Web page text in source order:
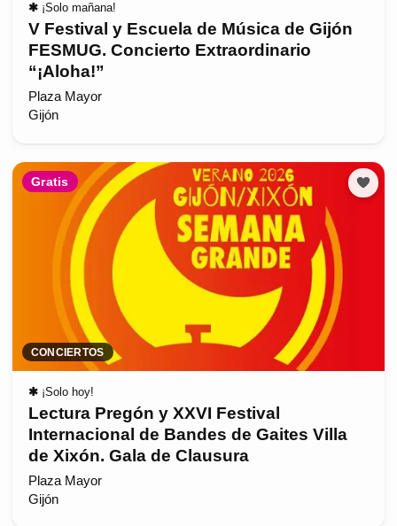
✱ ¡Solo mañana!
V Festival y Escuela de Música de Gijón
FESMUG. Concierto Extraordinario
“¡Aloha!”
Plaza Mayor
Gijón
Gratis
CONCIERTOS
✱ ¡Solo hoy!
Lectura Pregón y XXVI Festival
Internacional de Bandes de Gaites Villa
de Xixón. Gala de Clausura
Plaza Mayor
Gijón